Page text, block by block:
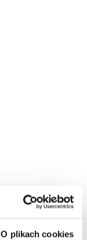
O plikach cookies